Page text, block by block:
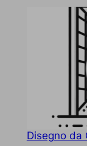
Disegno da